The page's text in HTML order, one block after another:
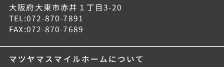
大阪府大東市赤井１丁目3-20
TEL:072-870-7891
FAX:072-870-7689
マツヤマスマイルホームについて